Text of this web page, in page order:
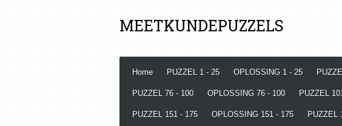
Ga
direct
naar
de
hoofdinhoud
MEETKUNDEPUZZELS
Home PUZZEL 1 - 25 OPLOSSING 1 - 25
PUZZEL 76 - 100 OPLOSSING 76 - 100 PUZZEL
PUZZEL 151 - 175 OPLOSSING 151 - 175 PUZZEL